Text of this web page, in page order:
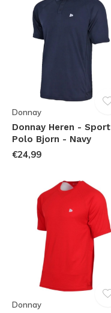
Donnay
Donnay Heren - Sport
Polo Bjorn - Navy
€24,99
Donnay